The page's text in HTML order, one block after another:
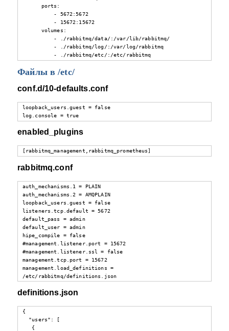
ports:
- 5672:5672
- 15672:15672
volumes:
- ./rabbitmq/data/:/var/lib/rabbitmq/
- ./rabbitmq/log/:/var/log/rabbitmq
- ./rabbitmq/etc/:/etc/rabbitmq
Файлы в /etc/
conf.d/10-defaults.conf
loopback_users.guest = false
log.console = true
enabled_plugins
[rabbitmq_management,rabbitmq_prometheus]
rabbitmq.conf
auth_mechanisms.1 = PLAIN
auth_mechanisms.2 = AMQPLAIN
loopback_users.guest = false
listeners.tcp.default = 5672
default_pass = admin
default_user = admin
hipe_compile = false
#management.listener.port = 15672
#management.listener.ssl = false
management.tcp.port = 15672
management.load_definitions =
/etc/rabbitmq/definitions.json
definitions.json
{
"users": [
{